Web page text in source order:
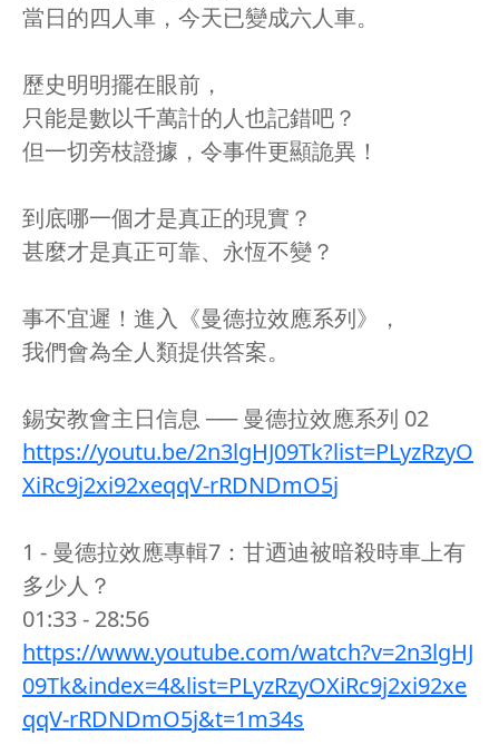
當日的四人車，今天已變成六人車。
歷史明明擺在眼前，
只能是數以千萬計的人也記錯吧？
但一切旁枝證據，令事件更顯詭異！
到底哪一個才是真正的現實？
甚麼才是真正可靠、永恆不變？
事不宜遲！進入《曼德拉效應系列》，
我們會為全人類提供答案。
錫安教會主日信息 ── 曼德拉效應系列 02
https://youtu.be/2n3lgHJ09Tk?list=PLyzRzyO
XiRc9j2xi92xeqqV-rRDNDmO5j
1 - 曼德拉效應專輯7：甘迺迪被暗殺時車上有
多少人？
01:33 - 28:56
https://www.youtube.com/watch?v=2n3lgHJ
09Tk&index=4&list=PLyzRzyOXiRc9j2xi92xe
qqV-rRDNDmO5j&t=1m34s